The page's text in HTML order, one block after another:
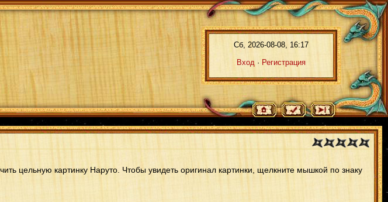
Сб, 2026-08-08, 16:17
Вход · Регистрация
цельную картинку Наруто. Чтобы увидеть оригинал картинки, щелкните мышкой по знаку